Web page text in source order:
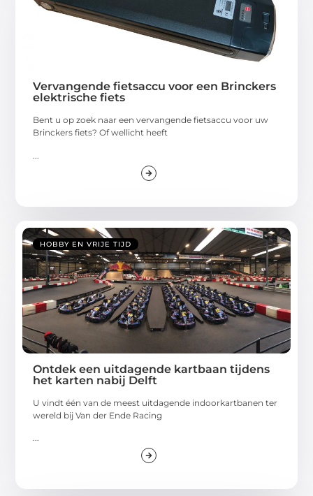
Vervangende fietsaccu voor een Brinckers
elektrische fiets
Bent u op zoek naar een vervangende fietsaccu voor uw
Brinckers fiets? Of wellicht heeft
HOBBY EN VRIJE TIJD
Ontdek een uitdagende kartbaan tijdens
het karten nabij Delft
U vindt één van de meest uitdagende indoorkartbanen ter
wereld bij Van der Ende Racing
...